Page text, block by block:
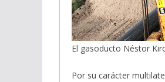
El gasoducto Néstor
Por su carácter